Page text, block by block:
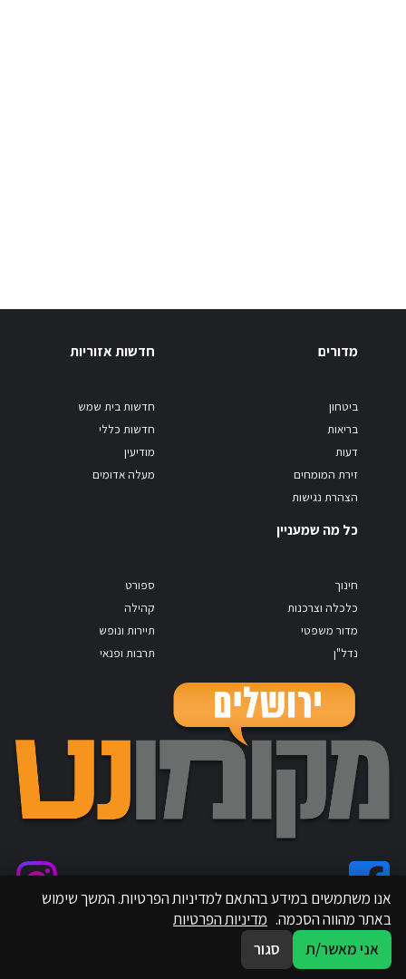
מדורים
ביטחון
בריאות
דעות
זירת המומחים
הצהרת נגישות
חדשות אזוריות
חדשות בית שמש
חדשות כללי
מודיעין
מעלה אדומים
כל מה שמעניין
חינוך
כלכלה וצרכנות
מדור משפטי
נדל"ן
ספורט
קהילה
תיירות ונופש
תרבות ופנאי
אנו משתמשים במידע בהתאם למדיניות הפרטיות. המשך שימוש
באתר מהווה הסכמה. מדיניות הפרטיות
אני מאשר/ת
סגור